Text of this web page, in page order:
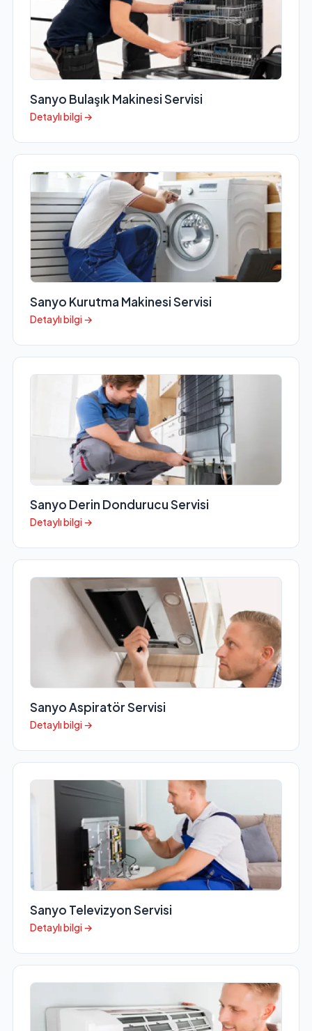
Sanyo Bulaşık Makinesi Servisi
Detaylı bilgi →
Sanyo Kurutma Makinesi Servisi
Detaylı bilgi →
Sanyo Derin Dondurucu Servisi
Detaylı bilgi →
Sanyo Aspiratör Servisi
Detaylı bilgi →
Sanyo Televizyon Servisi
Detaylı bilgi →